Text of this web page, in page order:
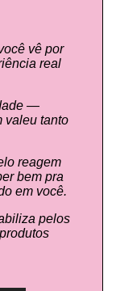
vê por
real
—
valeu tanto
reagem
bem pra
em você.
pelos